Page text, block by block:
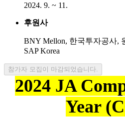
2024. 9. ~ 11.
후원사
BNY Mellon, 한국투자공사,
SAP Korea
참가자 모집이 마감되었습니다.
2024 JA
Year